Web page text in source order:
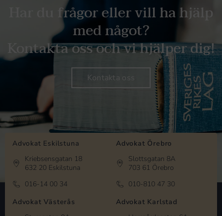
Har du frågor eller vill ha hjälp
med något?
Kontakta oss och vi hjälper dig!
Kontakta oss
Advokat Eskilstuna
Kriebsensgatan 18
632 20 Eskilstuna
016-14 00 34
Advokat Örebro
Slottsgatan 8A
703 61 Örebro
010-810 47 30
Advokat Västerås
Advokat Karlstad